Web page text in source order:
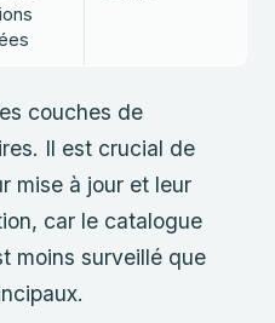
couches de
Il est crucial de
mise à jour et leur
car le catalogue
moins surveillé que